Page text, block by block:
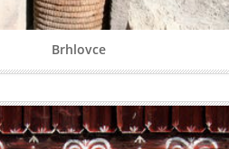
Brhlovce